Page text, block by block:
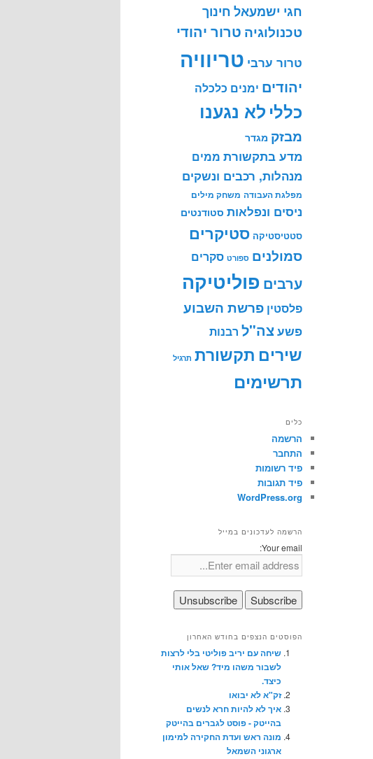
חגי ישמעאל חינוך
טכנולוגיה טרור יהודי
טרור ערבי טריוויה
יהודים ימנים כלכלה
כללי לא נגענו
מבזק מגדר
מדע בתקשורת ממים
מנהלות, רכבים ונשקים
מפלגת העבודה משחק מילים
ניסים ונפלאות סטודנטים
סטטיסטיקה סטיקרים
סמולנים ספורט סקרים
ערבים פוליטיקה
פלסטין פרשת השבוע
פשעצה"ל רבנות
שירים תקשורת תרגיל
תרשימים
כלים
הרשמה
התחבר
פיד רשומות
פיד תגובות
WordPress.org
הרשמה לעדכונים במייל
Your email:
הפוסטים הנצפים בחודש האחרון
שיחה עם יריב פוליטי בלי לרצות
לשבור משהו מיד? שאל אותי
כיצד.
זק"א לא יבואו
איך לא להיות חרא לנשים
בהייטק - פוסט לגברים בהייטק
מונה ראש ועדת החקירה למימון
ארגוני השמאל